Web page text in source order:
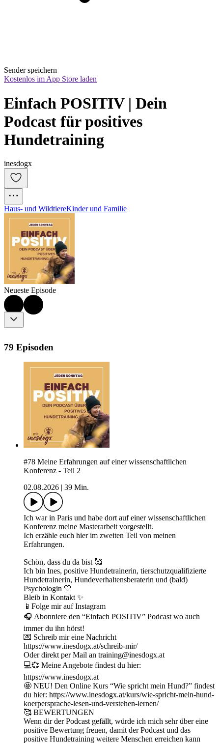
Sender speichern
Kostenlos im App Store laden
Einfach POSITIV | Dein
Podcast für positives
Hundetraining
inesdogx
Haus- und WildtiereKinder und Familie
Neueste Episode
79 Episoden
#78 Meine Erfahrungen auf einer wissenschaftlichen
Konferenz - Teil 2
02.08.2026
39 Min.
Ich war in Paris und habe dort auf einer wissenschaftlichen
Konferenz meine Masterarbeit vorgestellt.
Ich erzähle euch hier im zweiten Teil von meinen
Erfahrungen.
Schön, dass du da bist 🥰
Ich bin Ines, positive Hundetrainerin, tierschutzqualifizierte
Hundetrainerin, Hundeverhaltensberaterin und (bald)
Psychologin 🤍
Bleib in Kontakt ✨
📱Folge mir auf ⁠Instagram⁠
🎧 Abonniere den “Einfach POSITIV” Podcast wo auch
immer du ihn hörst!
💌 Schreib mir eine Nachricht
https://www.inesdogx.at/schreib-mir/
Oder direkt per Mail an training@inesdogx.at⁠
💻💞 Meine Angebote findest du hier:
https://www.inesdogx.at
🤩 NEU! Den Online Kurs “Wie spricht mein Hund?” findest
du hier: ⁠https://www.inesdogx.at/kurs/wie-spricht-mein-hund-
koerpersprache-lesen-und-verstehen-lernen/⁠
🥰 BEWERTUNGEN
Wenn dir der Podcast gefällt, würde ich mich sehr über eine
positive Bewertung freuen, damit der Podcast und das
positive Hundetraining weitere Menschen erreichen kann